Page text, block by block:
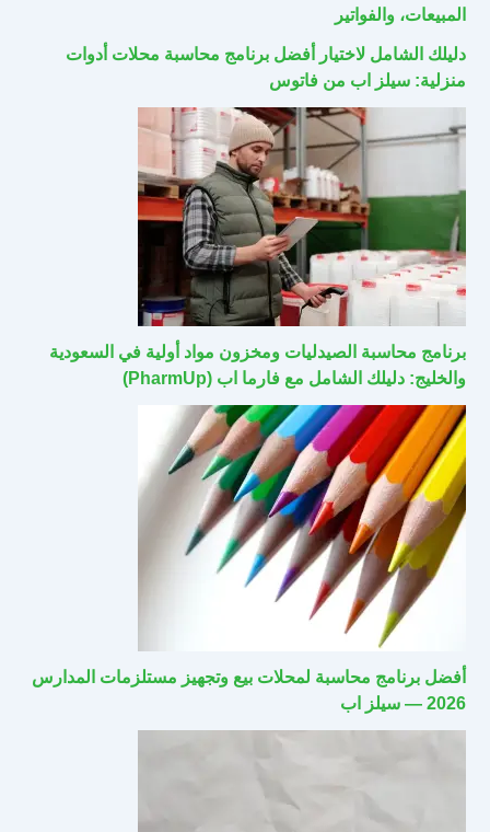
المبيعات، والفواتير
دليلك الشامل لاختيار أفضل برنامج محاسبة محلات أدوات
منزلية: سيلز اب من فاتوس
برنامج محاسبة الصيدليات ومخزون مواد أولية في السعودية
والخليج: دليلك الشامل مع فارما اب (PharmUp)
أفضل برنامج محاسبة لمحلات بيع وتجهيز مستلزمات المدارس
2026 — سيلز اب